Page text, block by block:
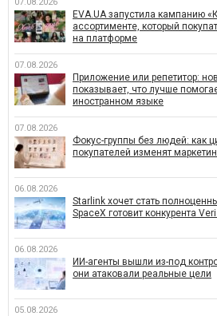
EVA.UA запустила кампанию
ассортименте, который
на платформе
07.08.2026
Приложение или репетитор:
показывает, что лучше
иностранном языке
07.08.2026
Фокус-группы без людей: как
покупателей изменят
06.08.2026
Starlink хочет стать
SpaceX готовит конкурента
06.08.2026
ИИ-агенты вышли из-под
они атаковали реальные цели
05.08.2026